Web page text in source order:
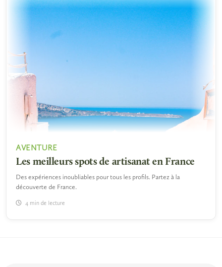
AVENTURE
Les meilleurs spots de artisanat en France
Des expériences inoubliables pour tous les profils. Partez à la
découverte de France.
4 min de lecture